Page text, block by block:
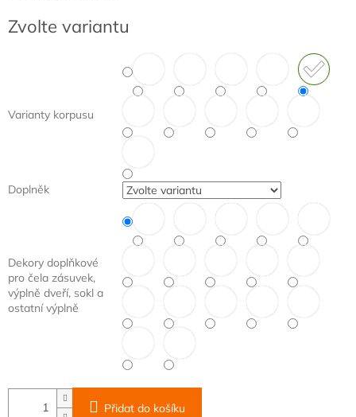
cena:
Zvolte variantu
Varianty korpusu
Doplněk
Dekory doplňkové
pro čela zásuvek,
výplně dveří, sokl a
ostatní výplně
Přidat do košíku